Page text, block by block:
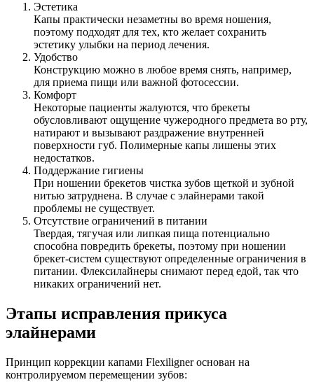
Эстетика
Капы практически незаметны во время ношения,
поэтому подходят для тех, кто желает сохранить
эстетику улыбки на период лечения.
Удобство
Конструкцию можно в любое время снять, например,
для приема пищи или важной фотосессии.
Комфорт
Некоторые пациенты жалуются, что брекеты
обусловливают ощущение чужеродного предмета во рту,
натирают и вызывают раздражение внутренней
поверхности губ. Полимерные капы лишены этих
недостатков.
Поддержание гигиены
При ношении брекетов чистка зубов щеткой и зубной
нитью затруднена. В случае с элайнерами такой
проблемы не существует.
Отсутствие ограничений в питании
Твердая, тягучая или липкая пища потенциально
способна повредить брекеты, поэтому при ношении
брекет-систем существуют определенные ограничения в
питании. Флексилайнеры снимают перед едой, так что
никаких ограничений нет.
Этапы исправления прикуса
элайнерами
Принцип коррекции капами Flexiligner основан на
контролируемом перемещении зубов: